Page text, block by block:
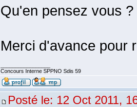
Qu'en pensez vous ?
Merci d'avance pour
Concours Interne SPPNO Sdis 59
Posté le: 12 Oct 2011,